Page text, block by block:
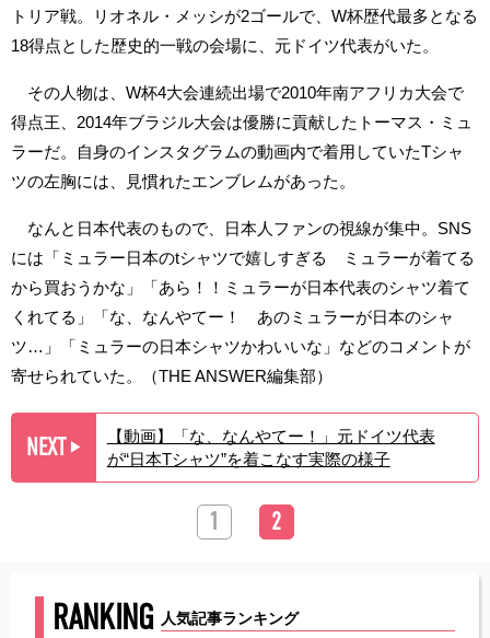
トリア戦。リオネル・メッシが2ゴールで、W杯歴代最多となる
18得点とした歴史的一戦の会場に、元ドイツ代表がいた。
その人物は、W杯4大会連続出場で2010年南アフリカ大会で
得点王、2014年ブラジル大会は優勝に貢献したトーマス・ミュ
ラーだ。自身のインスタグラムの動画内で着用していたTシャ
ツの左胸には、見慣れたエンブレムがあった。
なんと日本代表のもので、日本人ファンの視線が集中。SNS
には「ミュラー日本のtシャツで嬉しすぎる ミュラーが着てる
から買おうかな」「あら！！ミュラーが日本代表のシャツ着て
くれてる」「な、なんやてー！ あのミュラーが日本のシャ
ツ…」「ミュラーの日本シャツかわいいな」などのコメントが
寄せられていた。（THE ANSWER編集部）
NEXT ▶︎
【動画】「な、なんやてー！」元ドイツ代表
が“日本Tシャツ”を着こなす実際の様子
1 2
RANKING 人気記事ランキング